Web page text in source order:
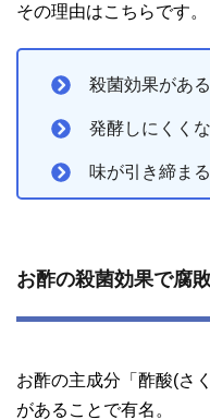
その理由はこちらです。
殺菌効果がある
発酵しにくくな
味が引き締まる
お酢の殺菌効果で腐
お酢の主成分「酢酸(さ
があることで有名。